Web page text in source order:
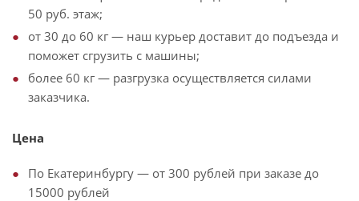
50 руб. этаж;
от 30 до 60 кг — наш курьер доставит до подъезда и
поможет сгрузить с машины;
более 60 кг — разгрузка осуществляется силами
заказчика.
Цена
По Екатеринбургу — от 300 рублей при заказе до
15000 рублей